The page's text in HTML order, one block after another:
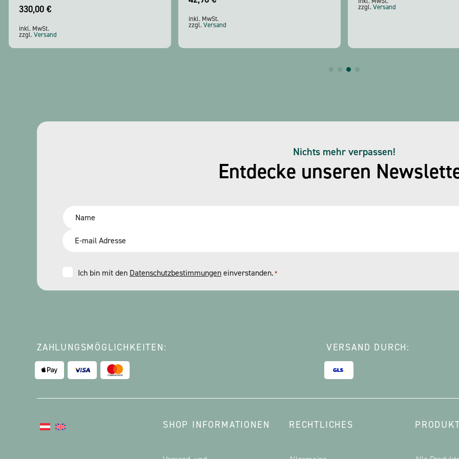
330,00 €
inkl. MwSt.
zzgl.Versand
inkl. MwSt.
zzgl.Versand
zzgl.Versand
Entdecke unseren
Nichts mehr verpassen!
Name
Email
Consent
*
Ich bin mit den Datenschutzbestimmungeneinverstanden.*
ZAHLUNGSMÖGLICHKEITEN: VERSAND DURCH:
SHOP INFORMATIONEN RECHTLICHES